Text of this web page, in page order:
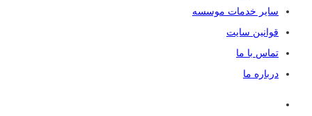
سایر خدمات موسسه
قوانین سایت
تماس با ما
درباره ما